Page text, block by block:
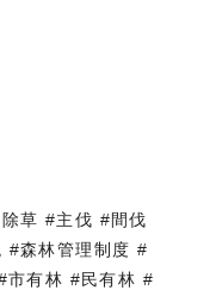
草 #主伐 #間伐
#森林管理制度 #
市有林 #民有林 #